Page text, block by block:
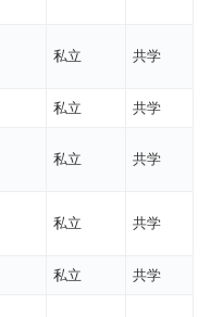
私立 共学
私立 共学
私立 共学
私立 共学
私立 共学